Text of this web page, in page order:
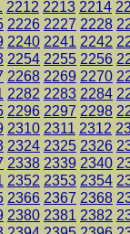
2212 2213 2214
2226 2227 2228
2240 2241 2242
2254 2255 2256
2268 2269 2270
2282 2283 2284
2296 2297 2298
2310 2311 2312
2324 2325 2326
2338 2339 2340
2352 2353 2354
2366 2367 2368
2380 2381 2382